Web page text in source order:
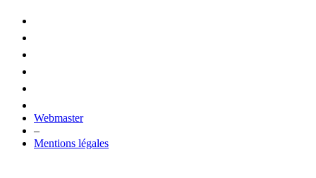
Webmaster
–
Mentions légales